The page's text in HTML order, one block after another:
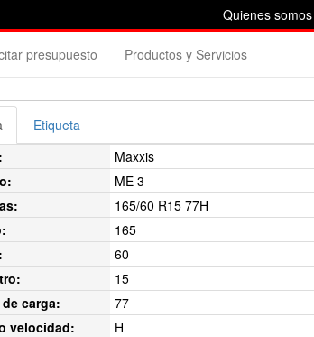
Quienes somos
presupuesto Productos y Servicios
Etiqueta
Maxxis
ME 3
165/60 R15 77H
165
60
15
carga:
77
velocidad:
H